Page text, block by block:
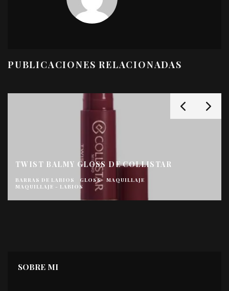
PUBLICACIONES RELACIONADAS
TWIST BALMY GLOSS DE COLLISTAR
BARRAS DE LABIOS GLOSS
MAQUILLAJE
MAQUILLAJE - LABIOS
SOBRE MI